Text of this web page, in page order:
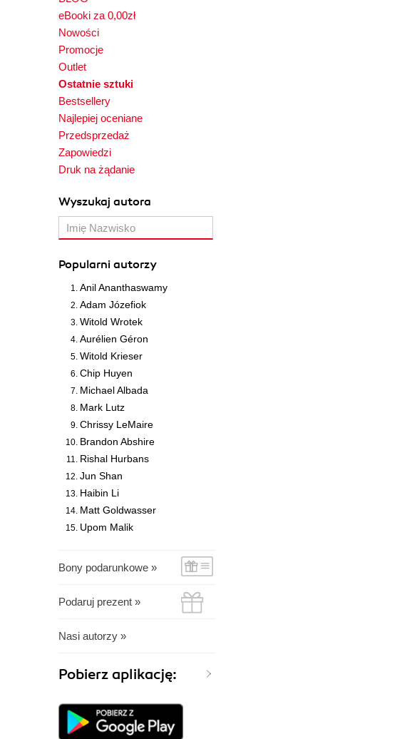
eBooki za 0,00zł
Nowości
Promocje
Outlet
Ostatnie sztuki
Bestsellery
Najlepiej oceniane
Przedsprzedaż
Zapowiedzi
Druk na żądanie
Wyszukaj autora
Popularni autorzy
Anil Ananthaswamy
Adam Józefiok
Witold Wrotek
Aurélien Géron
Witold Krieser
Chip Huyen
Michael Albada
Mark Lutz
Chrissy LeMaire
Brandon Abshire
Rishal Hurbans
Jun Shan
Haibin Li
Matt Goldwasser
Upom Malik
Bony podarunkowe »
Podaruj prezent »
Nasi autorzy »
Pobierz aplikację: